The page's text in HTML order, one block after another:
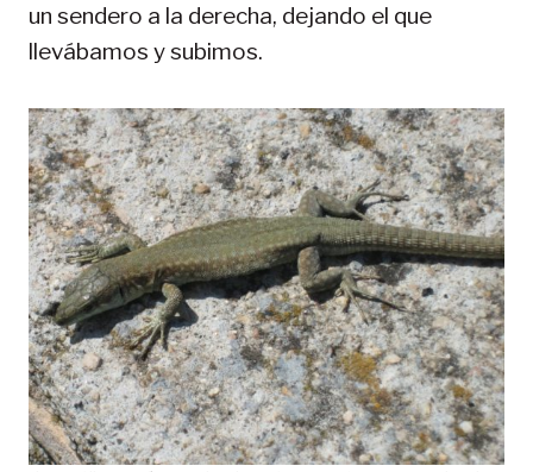
un sendero a la derecha, dejando el que
llevábamos y subimos.